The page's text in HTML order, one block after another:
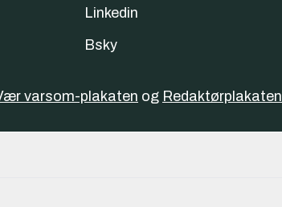
Linkedin
Bsky
varsom-plakaten og Redaktørplakaten